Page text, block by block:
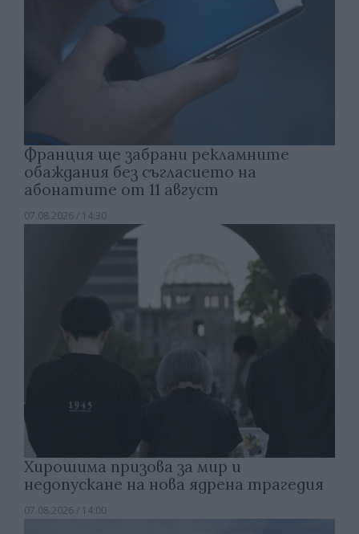
Франция ще забрани рекламните
обаждания без съгласието на
абонатите от 11 август
07.08.2026 / 14:30
Хирошима призова за мир и
недопускане на нова ядрена трагедия
07.08.2026 / 14:00